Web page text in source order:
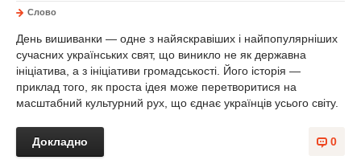
Слово
День вишиванки — одне з найяскравіших і найпопулярніших
сучасних українських свят, що виникло не як державна
ініціатива, а з ініціативи громадськості. Його історія —
приклад того, як проста ідея може перетворитися на
масштабний культурний рух, що єднає українців усього світу.
0
Докладно